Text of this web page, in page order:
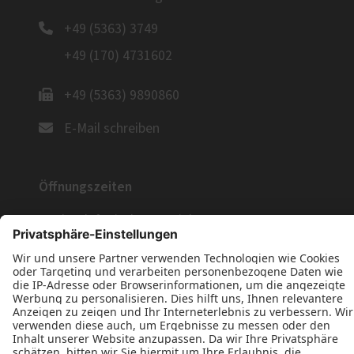
+49 (5363) 3749
+49 (170) 4731602
+49 (5363) 9890860
E-Mail schreiben
Öffnungszeiten
Wir freuen uns auf Ihre Anfrage!
Jetzt Kontakt aufnehmen